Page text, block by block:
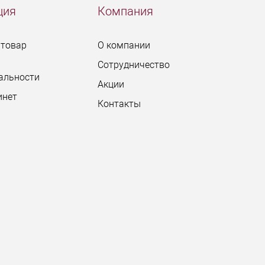
Компания
О компании
Сотрудничество
Акции
Контакты